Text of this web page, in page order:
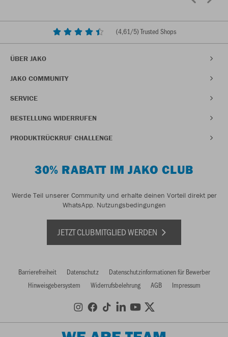
(4,61/5) Trusted Shops
ÜBER JAKO
JAKO COMMUNITY
SERVICE
BESTELLUNG WIDERRUFEN
PRODUKTRÜCKRUF CHALLENGE
30% RABATT IM JAKO CLUB
Werde Teil unserer Community und erhalte deinen Vorteil direkt per
WhatsApp. Nutzungsbedingungen
JETZT CLUBMITGLIED WERDEN
Barrierefreiheit Datenschutz
Datenschutzinformationen für Bewerber
Hinweisgebersystem
Widerrufsbelehrung AGB Impressum